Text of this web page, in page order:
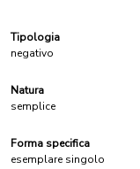
Tipologia
negativo
Natura
semplice
Forma specifica
esemplare singolo